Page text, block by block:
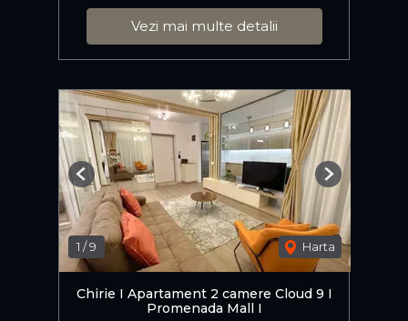
Vezi mai multe detalii
1 /9 Harta
Previous Next
Chirie I Apartament 2 camere Cloud 9 I
Promenada Mall I